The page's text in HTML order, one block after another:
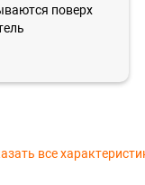
поверх
все